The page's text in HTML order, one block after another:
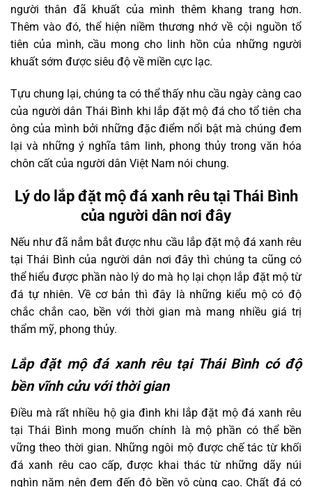
người thân đã khuất của mình thêm khang trang hơn.
Thêm vào đó, thể hiện niềm thương nhớ về cội nguồn tổ
tiên của mình, cầu mong cho linh hồn của những người
khuất sớm được siêu độ về miền cực lạc.
Tựu chung lại, chúng ta có thể thấy nhu cầu ngày càng cao
của người dân Thái Bình khi lắp đặt mộ đá cho tổ tiên cha
ông của mình bởi những đặc điểm nổi bật mà chúng đem
lại và những ý nghĩa tâm linh, phong thủy trong văn hóa
chôn cất của người dân Việt Nam nói chung.
Lý do lắp đặt mộ đá xanh rêu tại Thái Bình
của người dân nơi đây
Nếu như đã nắm bắt được nhu cầu lắp đặt mộ đá xanh rêu
tại Thái Bình của người dân nơi đây thì chúng ta cũng có
thể hiểu được phần nào lý do mà họ lại chọn lắp đặt mộ từ
đá tự nhiên. Về cơ bản thì đây là những kiểu mộ có độ
chắc chắn cao, bền với thời gian mà mang nhiều giá trị
thẩm mỹ, phong thủy.
Lắp đặt mộ đá xanh rêu tại Thái Bình có độ
bền vĩnh cửu với thời gian
Điều mà rất nhiều hộ gia đình khi lắp đặt mộ đá xanh rêu
tại Thái Bình mong muốn chính là mộ phần có thể bền
vững theo thời gian. Những ngôi mộ được chế tác từ khối
đá xanh rêu cao cấp, được khai thác từ những dãy núi
nghìn năm nên đem đến độ bền vô cùng cao. Chất đá có